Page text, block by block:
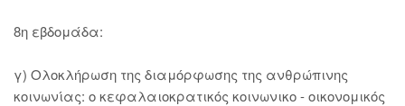
8η εβδομάδα:
γ) Ολοκλήρωση της διαμόρφωσης της ανθρώπινης
κοινωνίας: ο κεφαλαιοκρατικός κοινωνικο - οικονομικός